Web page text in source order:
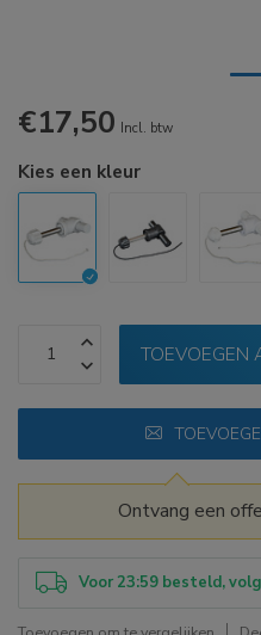
€17,50 Incl. btw
Kies een kleur
TOEVOEGEN
Ontvang een
Voor 23:59 besteld,